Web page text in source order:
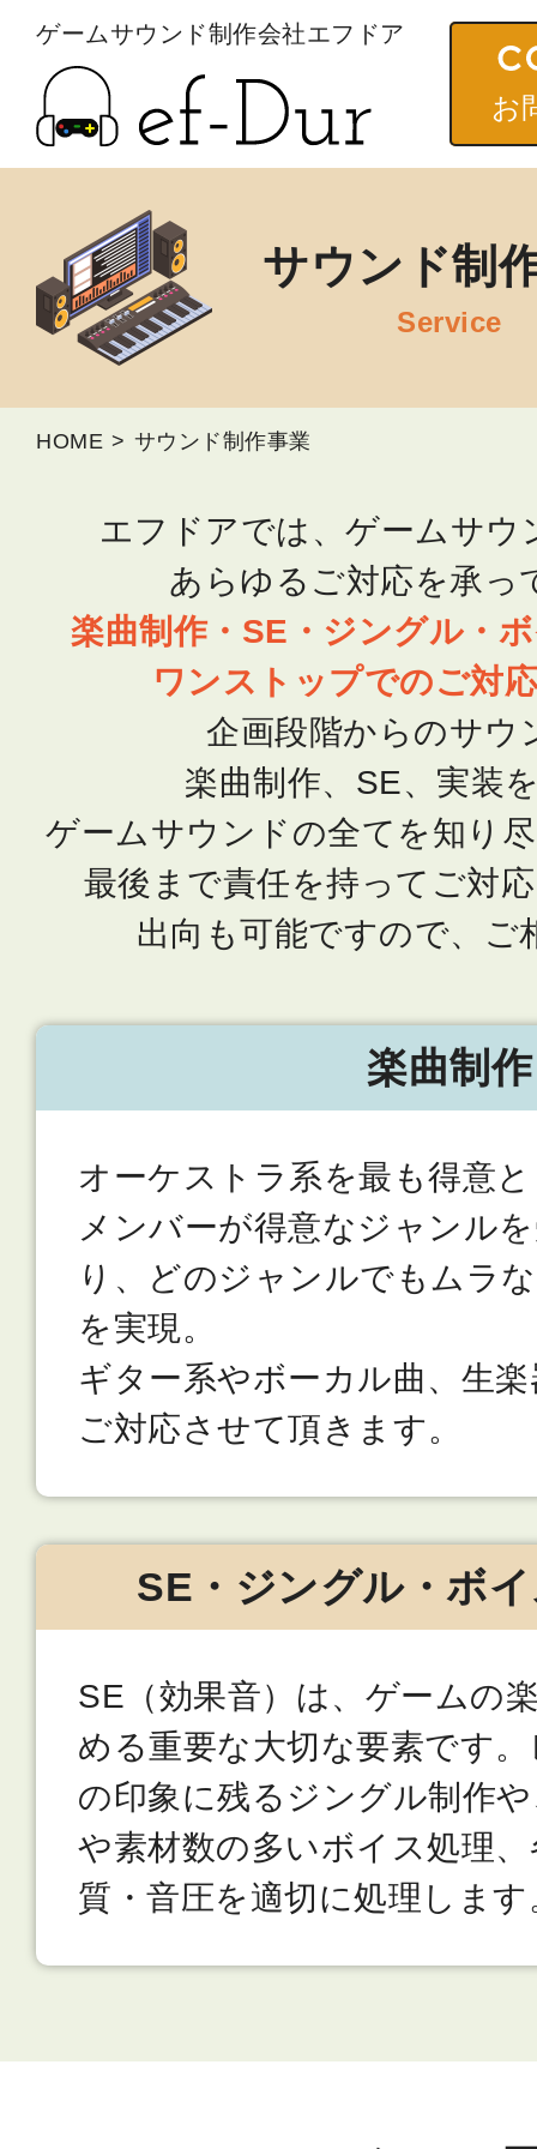
ゲームサウンド制作会社エフドア
お
サウンド制
HOME サウンド制作事業
エフドアでは、ゲームサウ
あらゆるご対応を承っ
楽曲制作・SE・ジングル・
ワンストップでのご対
企画段階からのサウ
楽曲制作、SE、実装
ゲームサウンドの全てを知り
最後まで責任を持ってご対
出向も可能ですので、ご
楽曲制作
オーケストラ系を最も得意
メンバーが得意なジャンル
り、どのジャンルでもムラ
を実現。
ギター系やボーカル曲、生
ご対応させて頂きます。
SE・ジングル・ボ
SE（効果音）は、ゲームの
める重要な大切な要素です
の印象に残るジングル制作
や素材数の多いボイス処理
質・音圧を適切に処理します